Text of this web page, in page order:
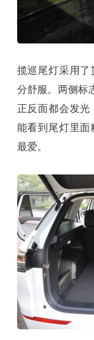
揽巡尾灯采用了
分舒服。两侧标
正反面都会发
能看到尾灯里面
最爱。